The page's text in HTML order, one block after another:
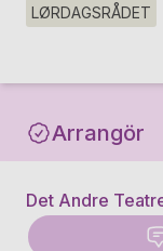
LØRDAGSRÅDET
Arrangör
Det Andre